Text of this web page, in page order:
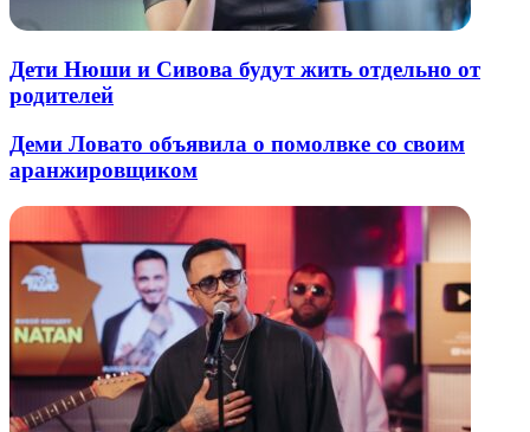
Дети Нюши и Сивова будут жить отдельно от
родителей
Деми Ловато объявила о помолвке со своим
аранжировщиком